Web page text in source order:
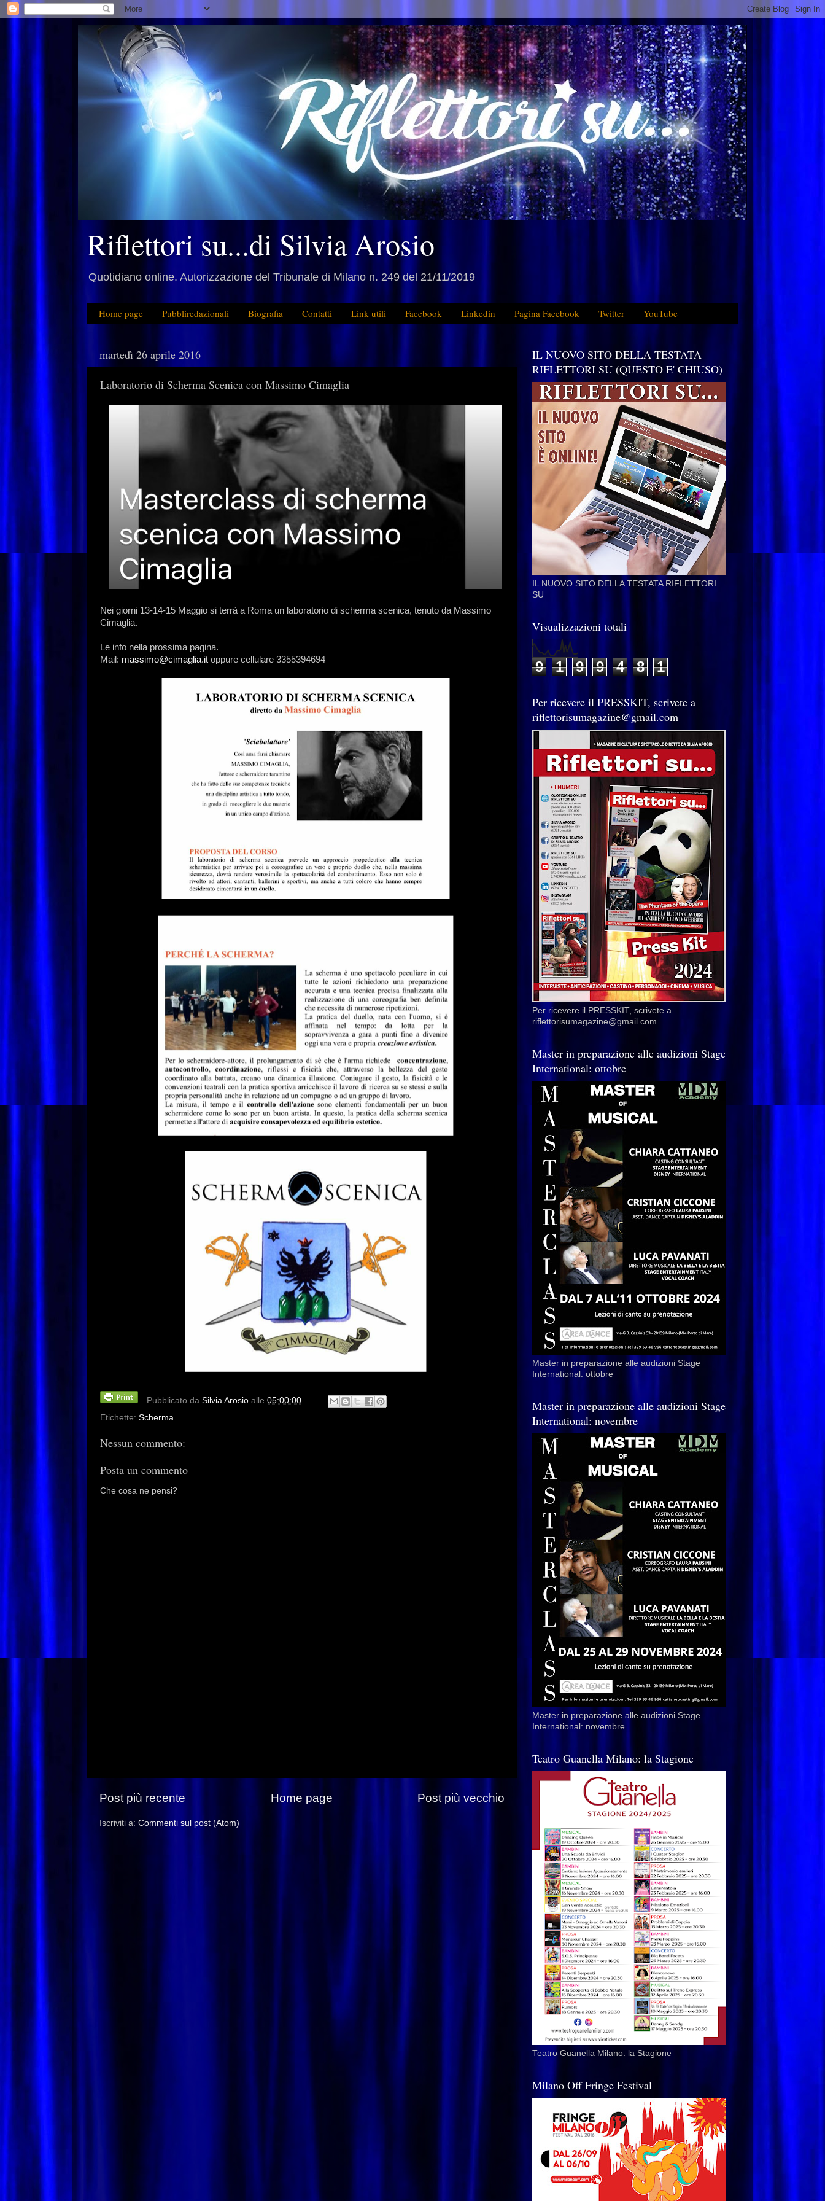
Riflettori su...di Silvia Arosio
Quotidiano online. Autorizzazione del Tribunale di Milano n. 249 del 21/11/2019
Home page Pubbliredazionali Biografia Contatti Link utili Facebook Linkedin Pagina Facebook Twitter YouTube
martedì 26 aprile 2016
Laboratorio di Scherma Scenica con Massimo Cimaglia
Nei giorni 13-14-15 Maggio si terrà a Roma un laboratorio di scherma scenica, tenuto da Massimo
Cimaglia.
Le info nella prossima pagina.
Mail: massimo@cimaglia.it oppure cellulare 3355394694
Pubblicato da Silvia Arosio alle 05:00:00
Etichette: Scherma
Nessun commento:
Posta un commento
Che cosa ne pensi?
Post più recente Post più vecchio
Home page
Iscriviti a: Commenti sul post (Atom)
IL NUOVO SITO DELLA TESTATA
RIFLETTORI SU (QUESTO E' CHIUSO)
IL NUOVO SITO DELLA TESTATA RIFLETTORI
SU
Visualizzazioni totali
9 1 9 9 4 8 1
Per ricevere il PRESSKIT, scrivete a
riflettorisumagazine@gmail.com
Per ricevere il PRESSKIT, scrivete a
riflettorisumagazine@gmail.com
Master in preparazione alle audizioni Stage
International: ottobre
Master in preparazione alle audizioni Stage
International: ottobre
Master in preparazione alle audizioni Stage
International: novembre
Master in preparazione alle audizioni Stage
International: novembre
Teatro Guanella Milano: la Stagione
Teatro Guanella Milano: la Stagione
Milano Off Fringe Festival